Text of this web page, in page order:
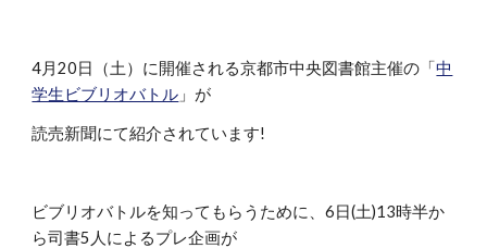
4月20日（土）に開催される京都市中央図書館主催の「中
学生ビブリオバトル 」が
読売新聞にて紹介されています!
ビブリオバトルを知ってもらうために、6日(土)13時半か
ら司書5人によるプレ企画が